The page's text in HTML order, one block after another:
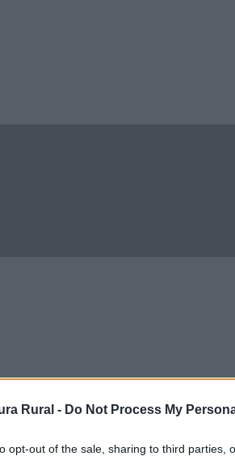
Rural - Do Not Process My
opt-out of the sale, sharing to third parties,
Ermita